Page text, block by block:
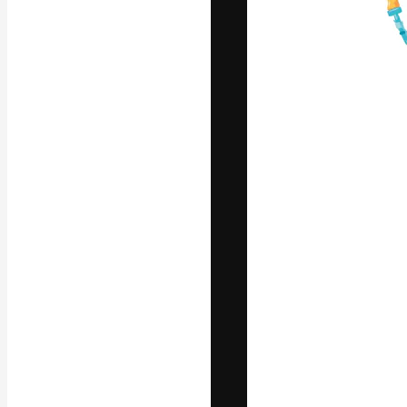
La
migliori lavori.
creativi,